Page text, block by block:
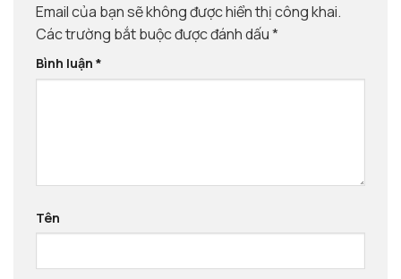
Email của bạn sẽ không được hiển thị công khai.
Các trường bắt buộc được đánh dấu*
Bình luận *
Tên